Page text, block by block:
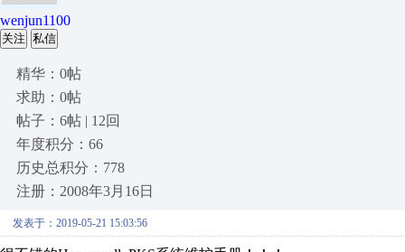
wenjun1100
关注 私信
精华：0帖
求助：0帖
帖子：6帖 | 12回
年度积分：66
历史总积分：778
注册：2008年3月16日
发表于：2019-05-21 15:03:56